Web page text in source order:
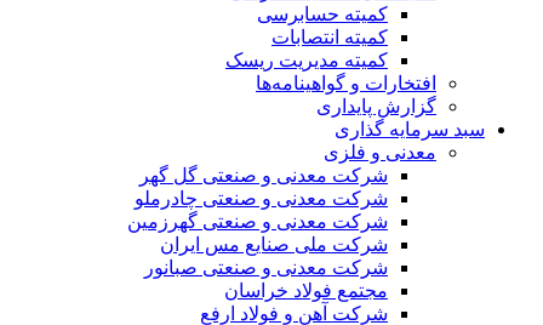
کمیته حسابرسی
کمیته انتصابات
کمیته مدیریت ریسک
افتخارات و گواهینامه‌ها
گزارش پایداری
سبد سرمایه گذاری
معدنی و فلزی
شرکت معدنی و صنعتی گل گهر
شرکت معدنی و صنعتی چادرملو
شرکت معدنی و صنعتی گهرزمین
شرکت ملی صنایع مس ایران
شرکت معدنی و صنعتی صبانور
مجتمع فولاد خراسان
شرکت آهن و فولاد ارفع